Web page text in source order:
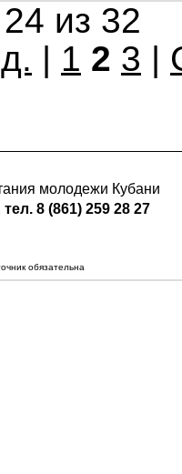
из 32
| 1 2 3 |
молодежи Кубани
тел. 8 (861) 259 28 27
обязательна